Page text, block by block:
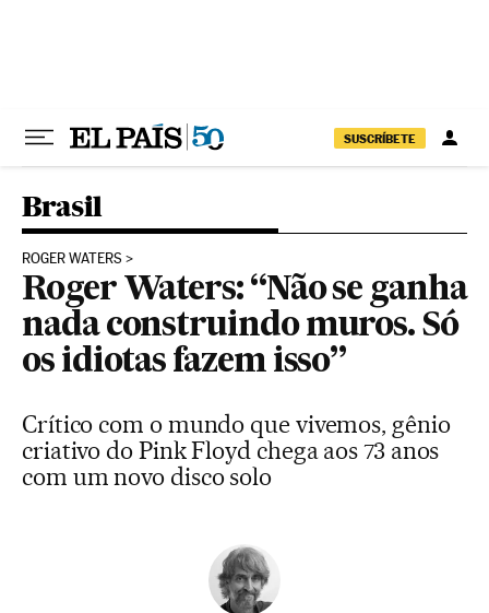
SUSCRÍBETE
Brasil
ROGER WATERS
Roger Waters: “Não se ganha
nada construindo muros. Só
os idiotas fazem isso”
Crítico com o mundo que vivemos, gênio
criativo do Pink Floyd chega aos 73 anos
com um novo disco solo